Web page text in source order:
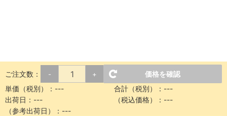
ご注文数： - +
価格を確認
単価（税別）： --- 合計（税別）： ---
出荷日： --- （税込価格）： ---
（参考出荷日）： ---